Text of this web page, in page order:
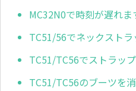
MC32N0で時刻が遅れ
TC51/56でネックスト
TC51/TC56でストラッ
TC51/TC56のブーツを